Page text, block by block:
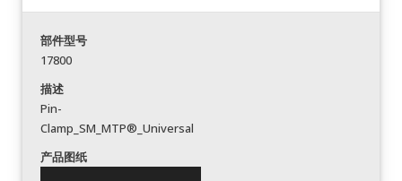
部件型号
17800
描述
Pin-
Clamp_SM_MTP®_Universal
产品图纸